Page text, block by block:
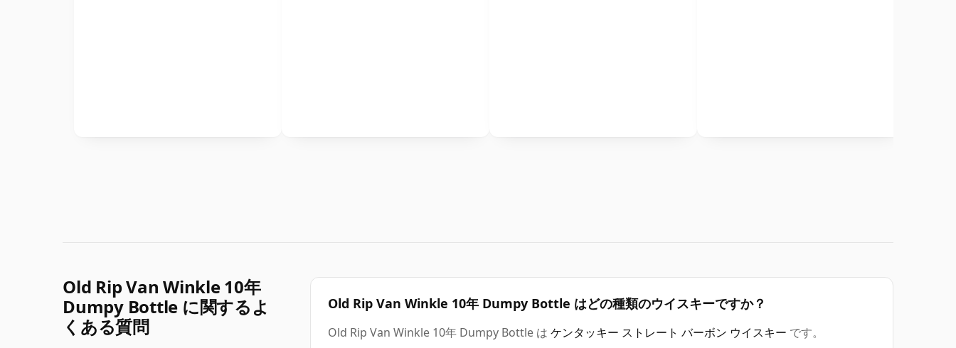
Old Rip Van Winkle 10年
Dumpy Bottle に関するよ
くある質問
Old Rip Van Winkle 10年 Dumpy Bottle はどの種類のウイスキーですか？
Old Rip Van Winkle 10年 Dumpy Bottle は ケンタッキー ストレート バーボン ウイスキー です。